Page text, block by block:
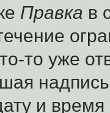
Правка в
то уже
и